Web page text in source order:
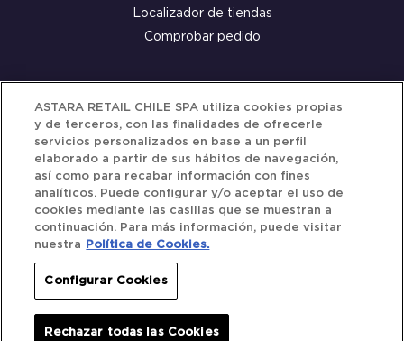
Localizador de tiendas
Comprobar pedido
Servicio al cliente
Términos y Condiciones
Política de privacidad
Siguenos
Redes Sociales
ASTARA RETAIL CHILE SPA utiliza cookies propias
y de terceros, con las finalidades de ofrecerle
servicios personalizados en base a un perfil
elaborado a partir de sus hábitos de navegación,
así como para recabar información con fines
analíticos. Puede configurar y/o aceptar el uso de
cookies mediante las casillas que se muestran a
continuación. Para más información, puede visitar
nuestra
Política de Cookies.
Configurar Cookies
Rechazar todas las Cookies